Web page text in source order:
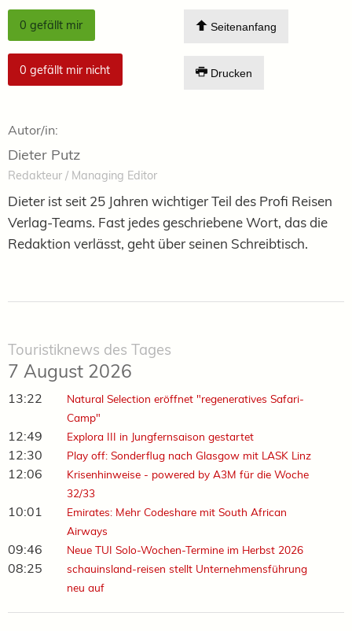
0 gefällt mir
0 gefällt mir nicht
Seitenanfang
Drucken
Autor/in:
Dieter Putz
Redakteur / Managing Editor
Dieter ist seit 25 Jahren wichtiger Teil des Profi Reisen
Verlag-Teams. Fast jedes geschriebene Wort, das die
Redaktion verlässt, geht über seinen Schreibtisch.
Touristiknews des Tages
7 August 2026
13:22
Natural Selection eröffnet "regeneratives Safari-
Camp"
12:49 Explora III in Jungfernsaison gestartet
12:30 Play off: Sonderflug nach Glasgow mit LASK Linz
12:06
Krisenhinweise - powered by A3M für die Woche
32/33
10:01
Emirates: Mehr Codeshare mit South African
Airways
09:46 Neue TUI Solo-Wochen-Termine im Herbst 2026
08:25
schauinsland-reisen stellt Unternehmensführung
neu auf